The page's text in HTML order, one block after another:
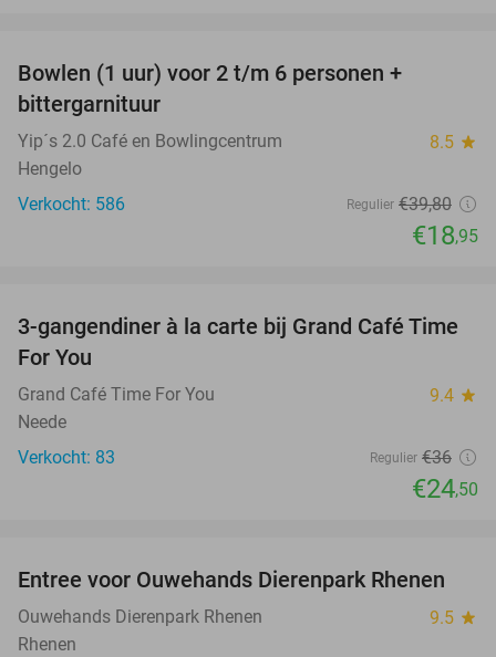
Bowlen (1 uur) voor 2 t/m 6 personen +
bittergarnituur
Yip´s 2.0 Café en Bowlingcentrum 8.5 star
Hengelo
Verkocht: 586
Regulier €39,80
€18,95
32%
3-gangendiner à la carte bij Grand Café Time
For You
Grand Café Time For You 9.4 star
Neede
Verkocht: 83
Regulier €36
€24,50
19%
Entree voor Ouwehands Dierenpark Rhenen
Ouwehands Dierenpark Rhenen 9.5 star
Rhenen